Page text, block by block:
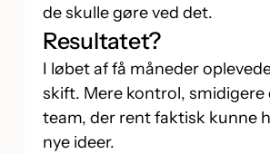
de skulle gøre ved det.
Resultatet?
I løbet af få måneder
skift. Mere kontrol,
team, der rent faktisk kunne
nye ideer.